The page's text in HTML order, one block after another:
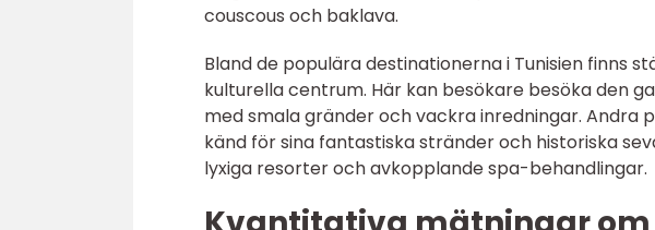
couscous och baklava.
Bland de populära destinationerna i Tunisien finns
kulturella centrum. Här kan besökare besöka den
med smala gränder och vackra inredningar. Andra
känd för sina fantastiska stränder och historiska
lyxiga resorter och avkopplande spa-behandlingar.